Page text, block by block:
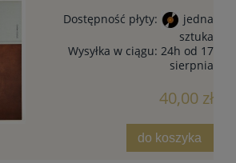
Dostępność płyty:
jedna
sztuka
Wysyłka w ciągu: 24h od 17
sierpnia
40,00 zł
do koszyka